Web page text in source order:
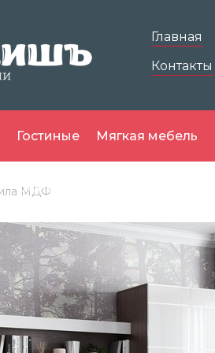
Главная
Контакты
Гостиные Мягкая мебель
Офисная мебель
МДФ